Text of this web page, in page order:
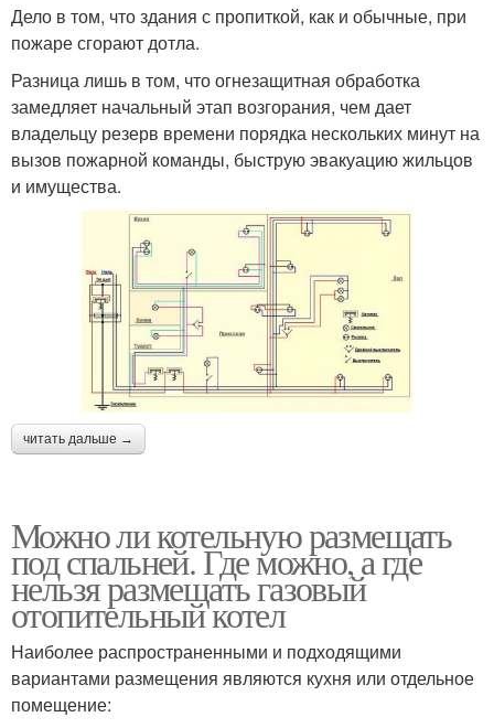
Дело в том, что здания с пропиткой, как и обычные, при
пожаре сгорают дотла.
Разница лишь в том, что огнезащитная обработка
замедляет начальный этап возгорания, чем дает
владельцу резерв времени порядка нескольких минут на
вызов пожарной команды, быструю эвакуацию жильцов
и имущества.
читать дальше →
Можно ли котельную размещать
под спальней. Где можно, а где
нельзя размещать газовый
отопительный котел
Наиболее распространенными и подходящими
вариантами размещения являются кухня или отдельное
помещение: